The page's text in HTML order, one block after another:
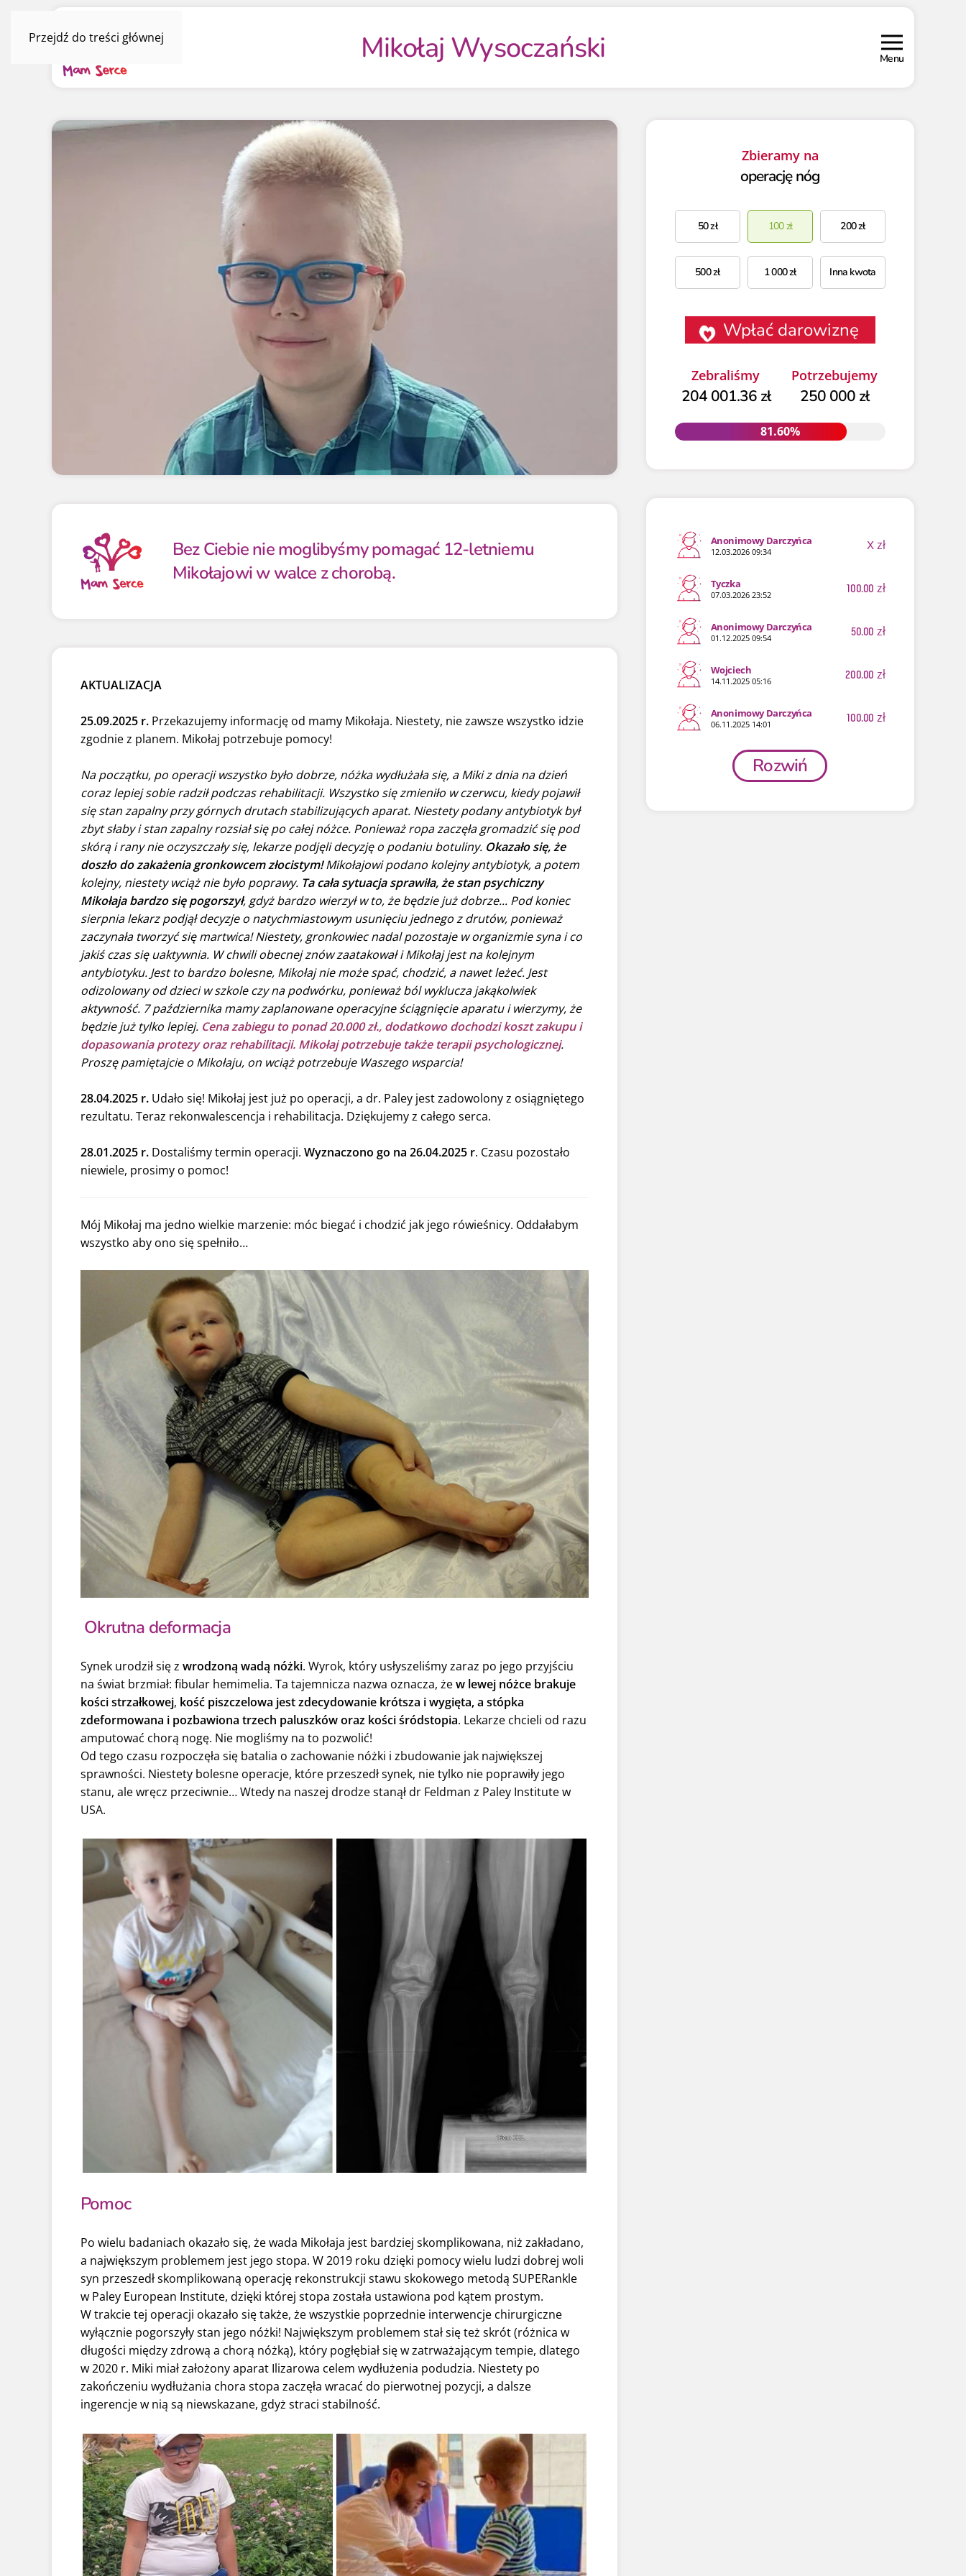
Przejdź do treści głównej Mikołaj Wysoczański Menu
Bez Ciebie nie moglibyśmy pomagać 12-letniemu
Mikołajowi w walce z chorobą.
AKTUALIZACJA
25.09.2025 r. Przekazujemy informację od mamy Mikołaja. Niestety, nie zawsze wszystko idzie
zgodnie z planem. Mikołaj potrzebuje pomocy!
Na początku, po operacji wszystko było dobrze, nóżka wydłużała się, a Miki z dnia na dzień
coraz lepiej sobie radził podczas rehabilitacji. Wszystko się zmieniło w czerwcu, kiedy pojawił
się stan zapalny przy górnych drutach stabilizujących aparat. Niestety podany antybiotyk był
zbyt słaby i stan zapalny rozsiał się po całej nóżce. Ponieważ ropa zaczęła gromadzić się pod
skórą i rany nie oczyszczały się, lekarze podjęli decyzję o podaniu botuliny. Okazało się, że
doszło do zakażenia gronkowcem złocistym!Mikołajowi podano kolejny antybiotyk, a potem
kolejny, niestety wciąż nie było poprawy. Ta cała sytuacja sprawiła, że stan psychiczny
Mikołaja bardzo się pogorszył, gdyż bardzo wierzył w to, że będzie już dobrze... Pod koniec
sierpnia lekarz podjął decyzje o natychmiastowym usunięciu jednego z drutów, ponieważ
zaczynała tworzyć się martwica! Niestety, gronkowiec nadal pozostaje w organizmie syna i co
jakiś czas się uaktywnia. W chwili obecnej znów zaatakował i Mikołaj jest na kolejnym
antybiotyku. Jest to bardzo bolesne, Mikołaj nie może spać, chodzić, a nawet leżeć. Jest
odizolowany od dzieci w szkole czy na podwórku, ponieważ ból wyklucza jakąkolwiek
aktywność. 7 października mamy zaplanowane operacyjne ściągnięcie aparatu i wierzymy, że
będzie już tylko lepiej. Cena zabiegu to ponad 20.000 zł., dodatkowo dochodzi koszt zakupu i
dopasowania protezy oraz rehabilitacji. Mikołaj potrzebuje także terapii psychologicznej.
Proszę pamiętajcie o Mikołaju, on wciąż potrzebuje Waszego wsparcia!
28.04.2025 r. Udało się! Mikołaj jest już po operacji, a dr. Paley jest zadowolony z osiągniętego
rezultatu. Teraz rekonwalescencja i rehabilitacja. Dziękujemy z całego serca.
28.01.2025 r. Dostaliśmy termin operacji. Wyznaczono go na 26.04.2025 r. Czasu pozostało
niewiele, prosimy o pomoc!
Mój Mikołaj ma jedno wielkie marzenie: móc biegać i chodzić jak jego rówieśnicy. Oddałabym
wszystko aby ono się spełniło…
Okrutna deformacja
Synek urodził się z wrodzoną wadą nóżki. Wyrok, który usłyszeliśmy zaraz po jego przyjściu
na świat brzmiał: fibular hemimelia. Ta tajemnicza nazwa oznacza, żew lewej nóżce brakuje
kości strzałkowej, kość piszczelowa jest zdecydowanie krótsza i wygięta, a stópka
zdeformowana i pozbawiona trzech paluszków oraz kości śródstopia. Lekarze chcieli od razu
amputować chorą nogę. Nie mogliśmy na to pozwolić!
Od tego czasu rozpoczęła się batalia o zachowanie nóżki i zbudowanie jak największej
sprawności. Niestety bolesne operacje, które przeszedł synek, nie tylko nie poprawiły jego
stanu, ale wręcz przeciwnie… Wtedy na naszej drodze stanął dr Feldman z Paley Institute w
USA.
Pomoc
Po wielu badaniach okazało się, że wada Mikołaja jest bardziej skomplikowana, niż zakładano,
a największym problemem jest jego stopa. W 2019 roku dzięki pomocy wielu ludzi dobrej woli
syn przeszedł skomplikowaną operację rekonstrukcji stawu skokowego metodą SUPERankle
w Paley European Institute, dzięki której stopa została ustawiona pod kątem prostym.
W trakcie tej operacji okazało się także, że wszystkie poprzednie interwencje chirurgiczne
wyłącznie pogorszyły stan jego nóżki! Największym problemem stał się też skrót (różnica w
długości między zdrową a chorą nóżką), który pogłębiał się w zatrważającym tempie, dlatego
w 2020 r. Miki miał założony aparat Ilizarowa celem wydłużenia podudzia. Niestety po
zakończeniu wydłużania chora stopa zaczęła wracać do pierwotnej pozycji, a dalsze
ingerencje w nią są niewskazane, gdyż straci stabilność.
Zbieramy na
operację nóg
50zł 100zł 200zł
500zł 1 000zł Inna kwota
Wpłać darowiznę
Zebraliśmy
204 001.36 zł
Potrzebujemy
250 000 zł
81.60%
81.60%
Anonimowy Darczyńca
12.03.2026 09:34 Xzł
Tyczka
07.03.2026 23:52 100.00 zł
Anonimowy Darczyńca
01.12.2025 09:54 50.00 zł
Wojciech
14.11.2025 05:16 200.00 zł
Anonimowy Darczyńca
06.11.2025 14:01 100.00 zł
Rozwiń